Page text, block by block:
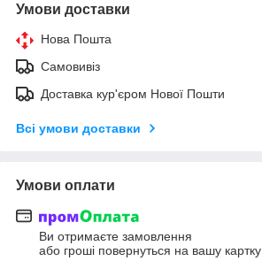
Умови доставки
Нова Пошта
Самовивіз
Доставка кур'єром Нової Пошти
Всі умови доставки
Умови оплати
Ви отримаєте замовлення
або гроші повернуться на вашу картку